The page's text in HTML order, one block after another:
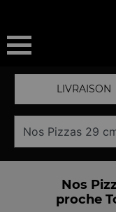
LIVRAISON
Nos
proche